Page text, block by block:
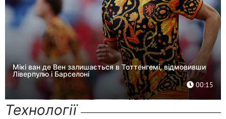
Мікі ван де Вен залишається в Тоттенгемі, відмовивши
Ліверпулю і Барселоні
00:15
Технології